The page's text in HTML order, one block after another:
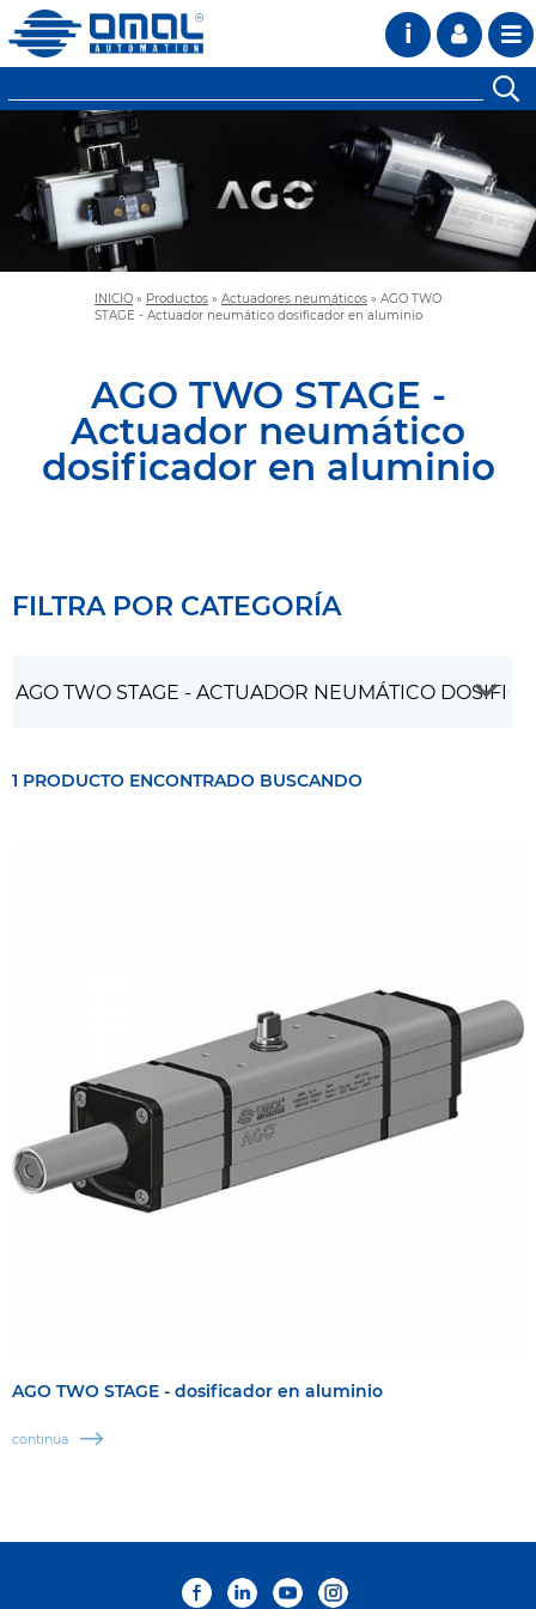
i
INICIO » Productos » Actuadores neumáticos » AGO TWO
STAGE - Actuador neumático dosificador en aluminio
AGO TWO STAGE -
Actuador neumático
dosificador en aluminio
FILTRA POR CATEGORÍA
1 PRODUCTO ENCONTRADO BUSCANDO
AGO TWO STAGE - dosificador en aluminio
continúa